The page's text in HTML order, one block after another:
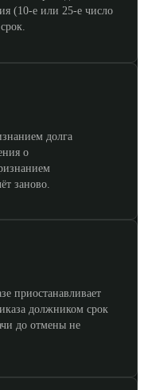
(10-е или 25-е число
долга
о
заново.
приостанавливает
должником срок
до отмены не